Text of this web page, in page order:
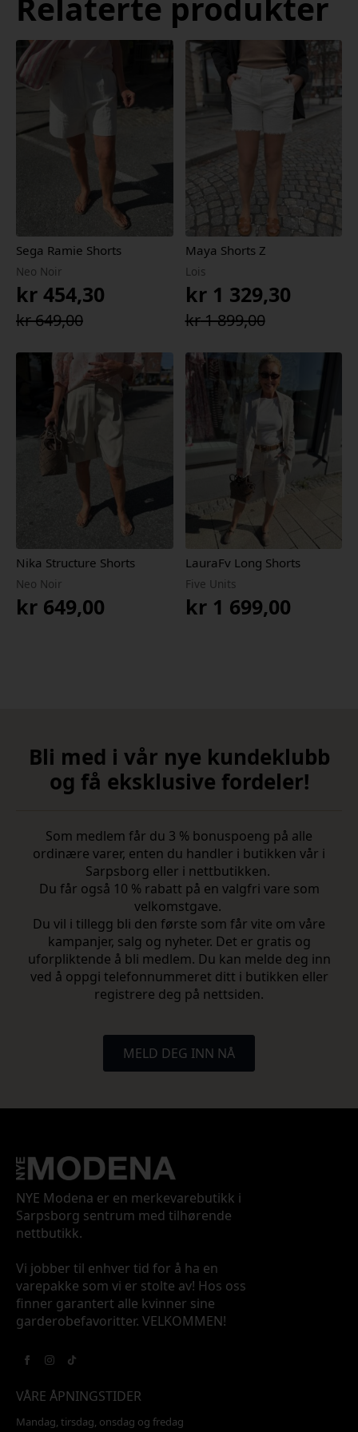
Relaterte produkter
Sega Ramie Shorts
Neo Noir
kr649,00
Opprinnelig
var:
kr 649,00.
kr 454,30
Nåværende
kr 454,30.
Maya Shorts Z
Lois
kr1 899,00
Opprinnelig
var:
kr 1
899,00.
kr1 329,30
Nåværende
er:
kr 1
329,30.
Nika Structure Shorts
Neo Noir
kr 649,00
LauraFv Long Shorts
Five Units
kr1 699,00
Bli med i vår nye kundeklubb
og få eksklusive fordeler!
Som medlem får du 3 % bonuspoeng på alle
ordinære varer, enten du handler i butikken vår i
Sarpsborg eller i nettbutikken.
Du får også 10 % rabatt på en valgfri vare som
velkomstgave.
Du vil i tillegg bli den første som får vite om våre
kampanjer, salg og nyheter. Det er gratis og
uforpliktende å bli medlem. Du kan melde deg inn
ved å oppgi telefonnummeret ditt i butikken eller
registrere deg på nettsiden.
MELD DEG INN NÅ
NYE Modena er en merkevarebutikk i
Sarpsborg sentrum med tilhørende
nettbutikk.
Vi jobber til enhver tid for å ha en
varepakke som vi er stolte av! Hos oss
finner garantert alle kvinner sine
garderobefavoritter. VELKOMMEN!
VÅRE ÅPNINGSTIDER
Mandag, tirsdag, onsdag og fredag